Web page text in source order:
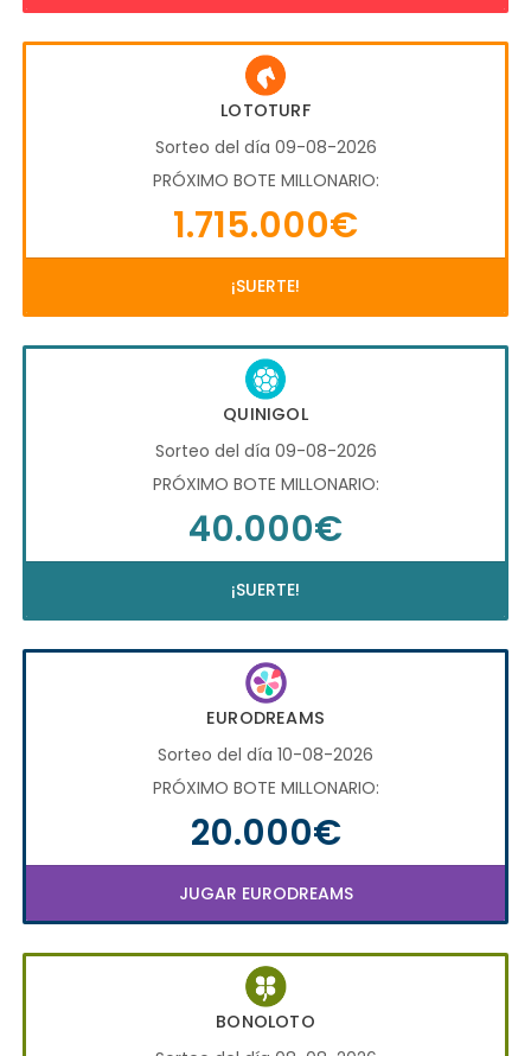
LOTOTURF
Sorteo del día 09-08-2026
PRÓXIMO BOTE MILLONARIO:
1.715.000€
¡SUERTE!
QUINIGOL
Sorteo del día 09-08-2026
PRÓXIMO BOTE MILLONARIO:
40.000€
¡SUERTE!
EURODREAMS
Sorteo del día 10-08-2026
PRÓXIMO BOTE MILLONARIO:
20.000€
JUGAR EURODREAMS
BONOLOTO